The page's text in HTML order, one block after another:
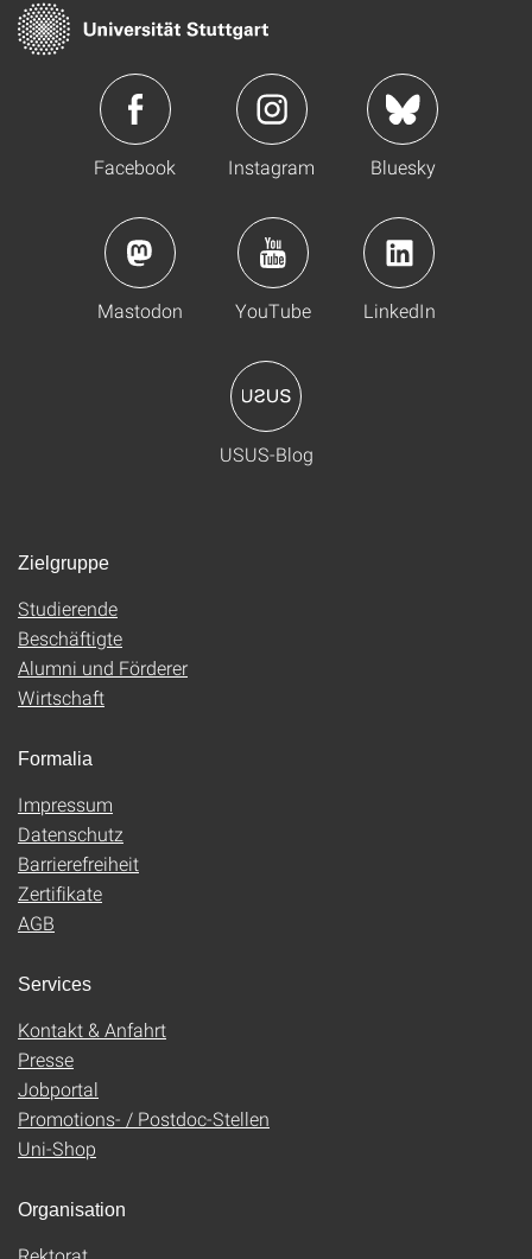
Facebook Instagram Bluesky
Mastodon YouTube LinkedIn
USUS-Blog
Zielgruppe
Studierende
Beschäftigte
Alumni und Förderer
Wirtschaft
Formalia
Impressum
Datenschutz
Barrierefreiheit
Zertifikate
AGB
Services
Kontakt & Anfahrt
Presse
Jobportal
Promotions- / Postdoc-Stellen
Uni-Shop
Organisation